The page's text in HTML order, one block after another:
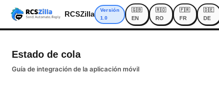
RCSZilla
Versión
1.0
🇬🇧
EN
🇷🇴
RO
🇫🇷
FR
🇩🇪
DE
Estado de cola
Guía de integración de la aplicación móvil